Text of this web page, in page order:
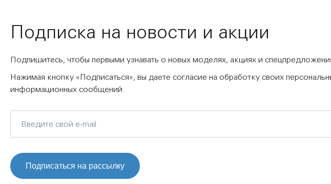
Подписка на новости и акции
Подпишитесь, чтобы первыми узнавать о новых моделях, акциях и
Нажимая кнопку «Подписаться», вы даете согласие на обработку своих
информационных сообщений.
Подписаться на рассылку